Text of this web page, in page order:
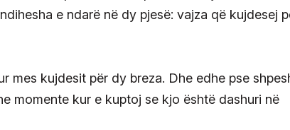
e ndarë në dy pjesë: vajza që kujdesej
mes kujdesit për dy breza. Dhe edhe pse
momente kur e kuptoj se kjo është dashuri në